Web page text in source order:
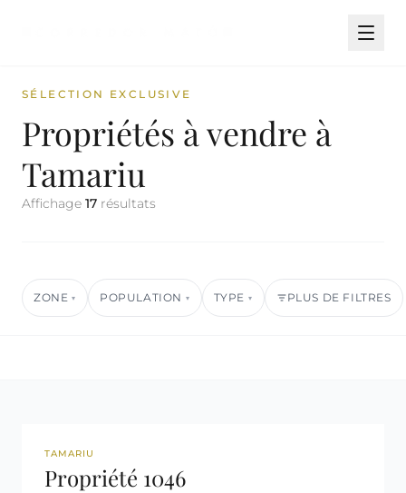
SÉLECTION EXCLUSIVE
Propriétés à vendre à
Tamariu
Affichage 17 résultats
ZONE ▾ POPULATION ▾ TYPE ▾ PLUS DE FILTRES
REF: 1046
TAMARIU
Propriété 1046